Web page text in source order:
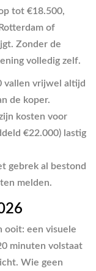
tot €18.500,
of
Zonder de
volledig zelf.
vallen vrijwel altijd
de koper.
kosten voor
€22.000) lastig
gebrek al bestond
melden.
ooit: een visuele
minuten volstaat
Wie geen